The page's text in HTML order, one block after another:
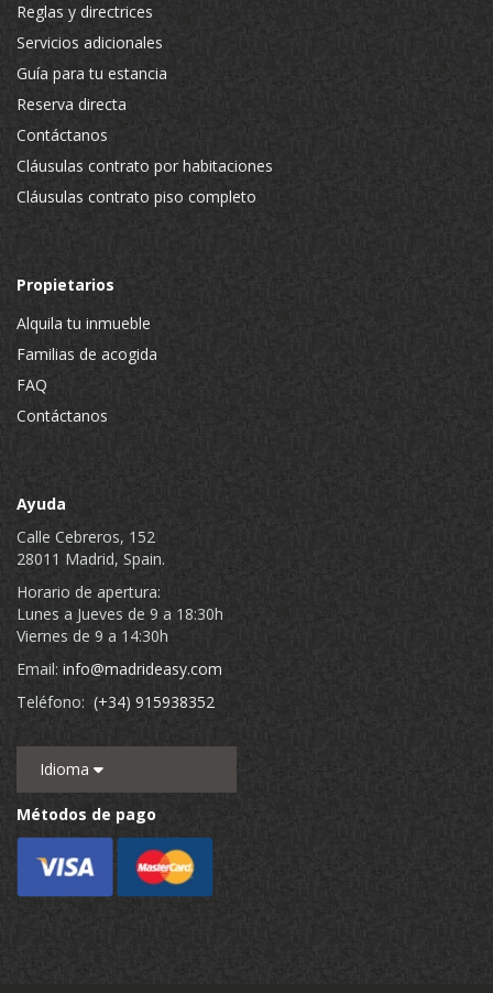
Reglas y directrices
Servicios adicionales
Guía para tu estancia
Reserva directa
Contáctanos
Cláusulas contrato por habitaciones
Cláusulas contrato piso completo
Propietarios
Alquila tu inmueble
Familias de acogida
FAQ
Contáctanos
Ayuda
Calle Cebreros, 152
28011 Madrid, Spain.
Horario de apertura:
Lunes a Jueves de 9 a 18:30h
Viernes de 9 a 14:30h
Email: info@madrideasy.com
Teléfono: (+34) 915938352
Idioma
Métodos de pago